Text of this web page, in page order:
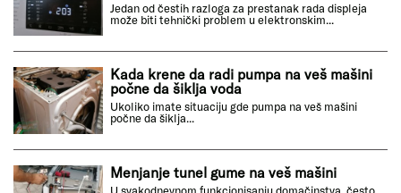
Jedan od čestih razloga za prestanak rada displeja
može biti tehnički problem u elektronskim...
Kada krene da radi pumpa na veš mašini
počne da šiklja voda
Ukoliko imate situaciju gde pumpa na veš mašini
počne da šiklja...
Menjanje tunel gume na veš mašini